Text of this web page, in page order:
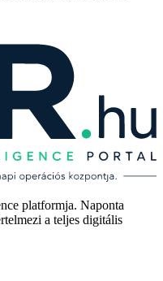
platformja. Naponta
a teljes digitális